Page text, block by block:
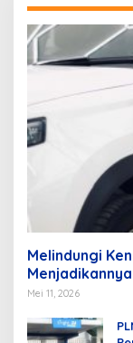
Melindungi
Mei 11, 2026